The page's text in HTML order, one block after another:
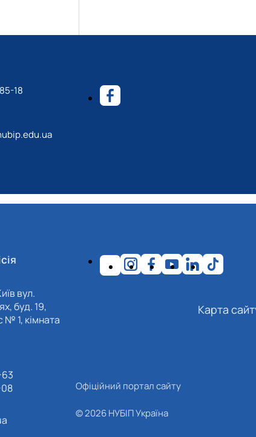
18
вул.
буд. 19,
№ 1, кімната
Карта
Офіційний портал сайту
© 2026 НУБІП Україна